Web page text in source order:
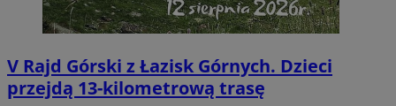
V Rajd Górski z Łazisk Górnych. Dzieci
przejdą 13-kilometrową trasę